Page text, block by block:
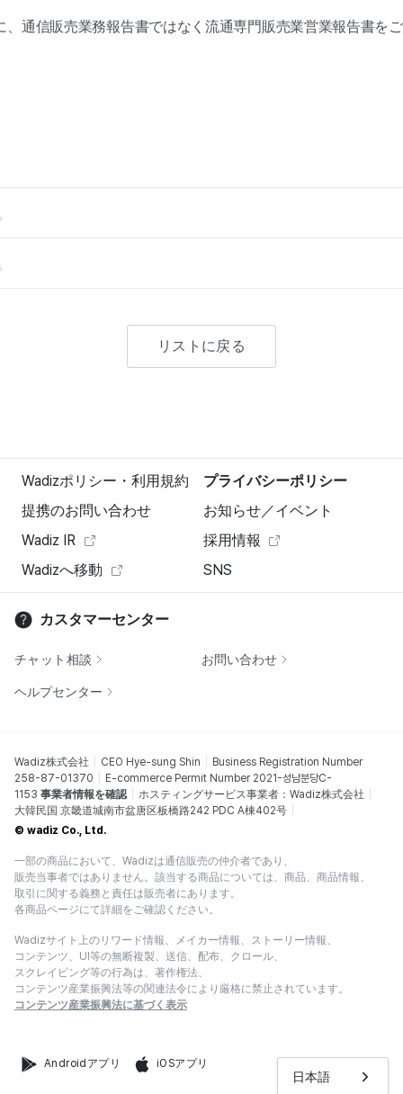
日本語
、通信販売業務報告書ではなく流通専門販売業営業報告書を
リストに戻る
Wadizポリシー・利用規約
プライバシーポリシー
提携のお問い合わせ
お知らせ／イベント
Wadiz IR
採用情報
Wadizへ移動
SNS
カスタマーセンター
チャット相談 お問い合わせ
ヘルプセンター
Wadiz株式会社 CEO Hye-sung Shin
Business Registration Number
258-87-01370
E-commerce Permit Number 2021-성남분당C-
1153 事業者情報を確認
ホスティングサービス事業者：Wadiz株式会社
大韓民国 京畿道城南市盆唐区板橋路242 PDC A棟402号
© wadiz Co., Ltd.
一部の商品において、Wadizは通信販売の仲介者であり、
販売当事者ではありません。該当する商品については、商品、商品情報、
取引に関する義務と責任は販売者にあります。
各商品ページにて詳細をご確認ください。
Wadizサイト上のリワード情報、メイカー情報、ストーリー情報、
コンテンツ、UI等の無断複製、送信、配布、クロール、
スクレイピング等の行為は、著作権法、
コンテンツ産業振興法等の関連法令により厳格に禁止されています。
コンテンツ産業振興法に基づく表示
Androidアプリ iOSアプリ